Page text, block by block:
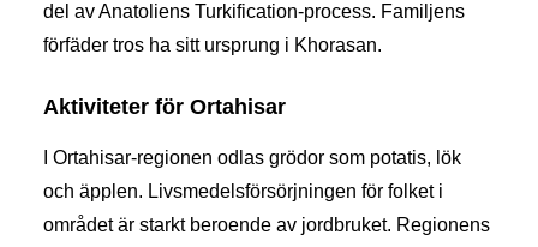
del av Anatoliens Turkification-process. Familjens
förfäder tros ha sitt ursprung i Khorasan.
Aktiviteter för Ortahisar
I Ortahisar-regionen odlas grödor som potatis, lök
och äpplen. Livsmedelsförsörjningen för folket i
området är starkt beroende av jordbruket. Regionens